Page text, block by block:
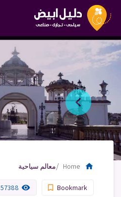
home
Home معالم سياحية
Bookmark
bookmark_border
remove_red_eye
57388